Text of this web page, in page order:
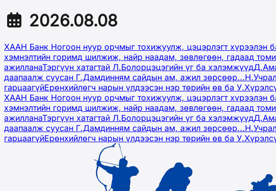
2026.08.08
ХААН Банк Ногоон нуур орчмыг тохижуулж, цэцэрлэгт хүрээлэн
хэмнэлтийн горимд шилжиж, найр наадам, зөвлөгөөн, гадаад
ажилланаТэргүүн хатагтай Л.Болорцэцэгийн үг ба хэлэмжүүд
даапаалж суусан Г.Дамдинням сайдын ам, ажил зөрсөөр...
гарцаагүйЕрөнхийлөгч нарын үлдээсэн нэр төрийн өв ба
ХААН Банк Ногоон нуур орчмыг тохижуулж, цэцэрлэгт хүрээлэн
хэмнэлтийн горимд шилжиж, найр наадам, зөвлөгөөн, гадаад
ажилланаТэргүүн хатагтай Л.Болорцэцэгийн үг ба хэлэмжүүд
даапаалж суусан Г.Дамдинням сайдын ам, ажил зөрсөөр...
гарцаагүйЕрөнхийлөгч нарын үлдээсэн нэр төрийн өв ба